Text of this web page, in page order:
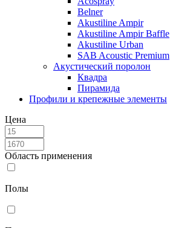
Belner
Akustiline Ampir
Akustiline Ampir Baffle
Akustiline Urban
SAB Acoustic Premium
Акустический поролон
Квадра
Пирамида
Профили и крепежные элементы
Цена
Область применения
Полы